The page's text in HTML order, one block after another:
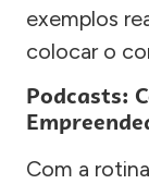
exemplos
colocar o
Podcasts:
Com a